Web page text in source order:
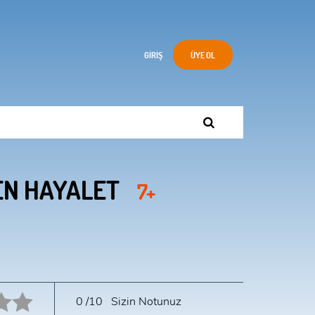
GIRIŞ ÜYE OL
HAYALET 7+
0/10 Sizin Notunuz